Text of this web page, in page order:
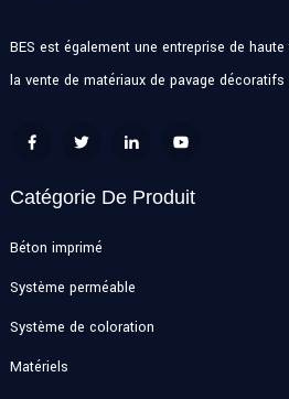
BES est également une entreprise de
la vente de matériaux de pavage décoratifs
Catégorie De Produit
Béton imprimé
Système perméable
Système de coloration
Matériels